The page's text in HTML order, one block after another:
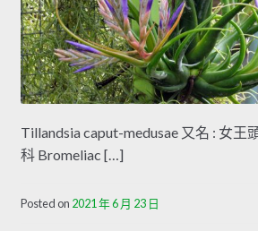
Tillandsia caput-medusae 又名 : 女王
科 Bromeliac […]
Posted on 2021 年 6 月 23 日